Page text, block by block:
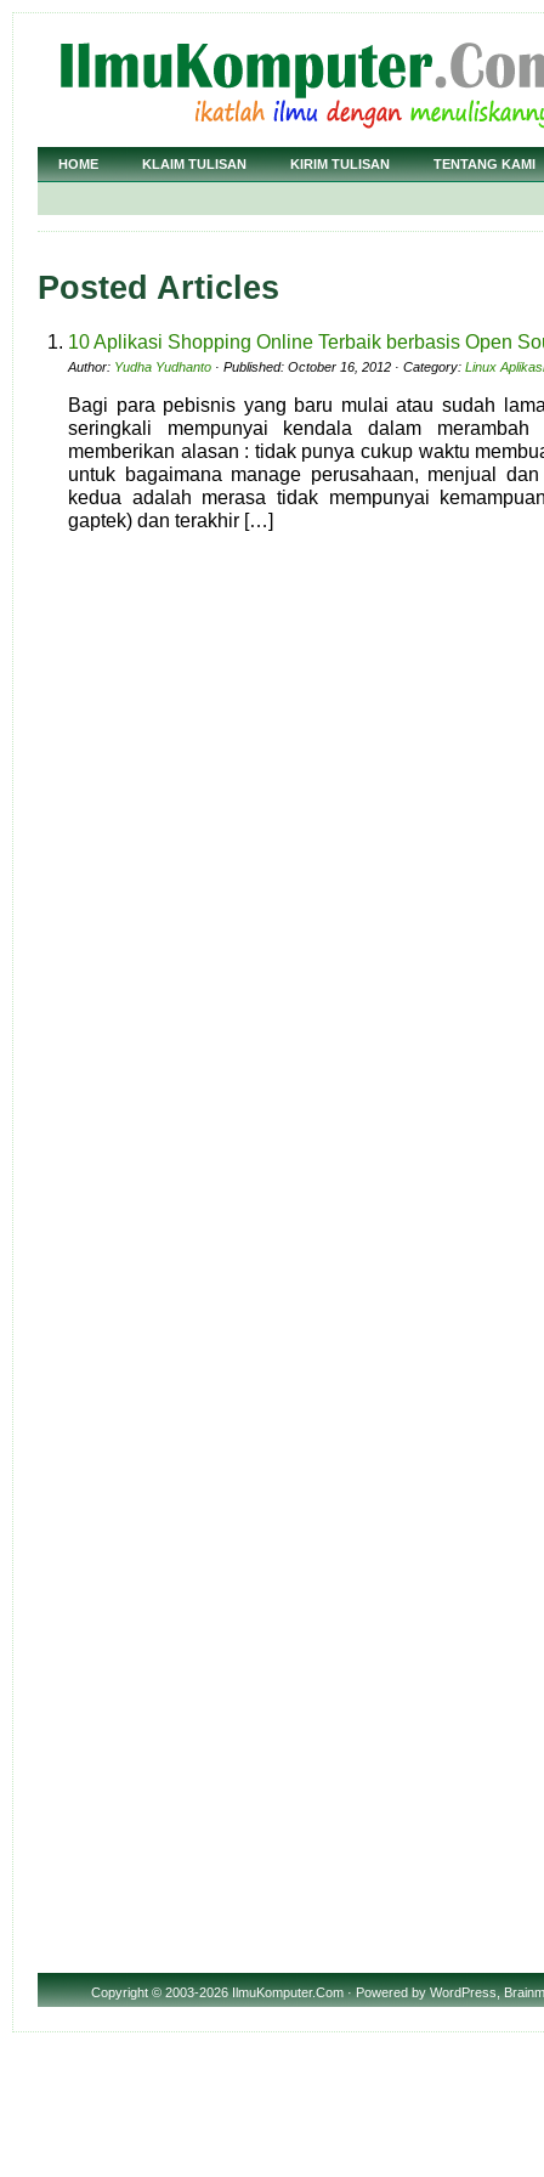
HOME KLAIM TULISAN KIRIM TULISAN TENTANG KAMI
Posted Articles
10 Aplikasi Shopping Online Terbaik berbasis Open
Author: Yudha Yudhanto · Published: October 16, 2012 · Category: Linux Aplikasi
Bagi para pebisnis yang baru mulai atau sudah
seringkali mempunyai kendala dalam
memberikan alasan : tidak punya cukup waktu
untuk bagaimana manage perusahaan, menjual
kedua adalah merasa tidak mempunyai
gaptek) dan terakhir […]
Copyright© 2003-2026 IlmuKomputer.Com · Powered byWordPress,